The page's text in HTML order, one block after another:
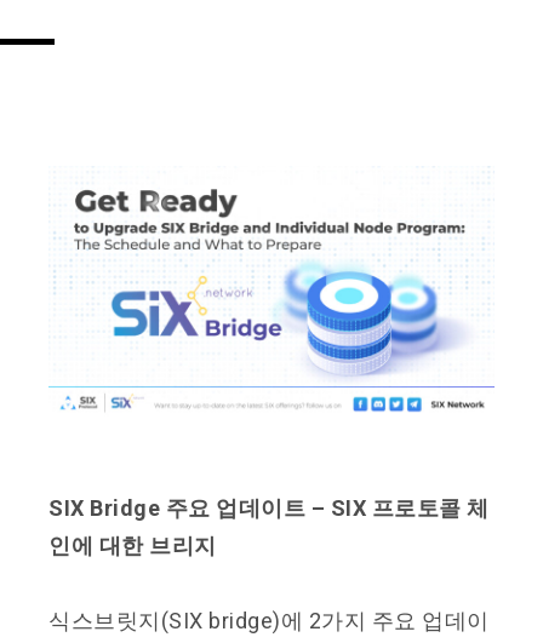
SIX Bridge 주요 업데이트 – SIX 프로토콜 체
인에 대한 브리지
식스브릿지(SIX bridge)에 2가지 주요 업데이